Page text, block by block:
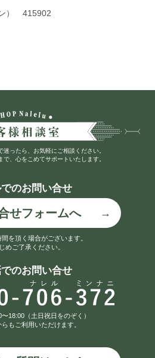
） 415902
迷ったら、お気軽にご相談ください。
、心をこめてサポートいたします。
でのお問い合せ
せフォームへ
を頂く場合がございます。
めご了承ください。
のお問い合せ
18:00（土日祝日をのぞく）
もご利用いただけます。